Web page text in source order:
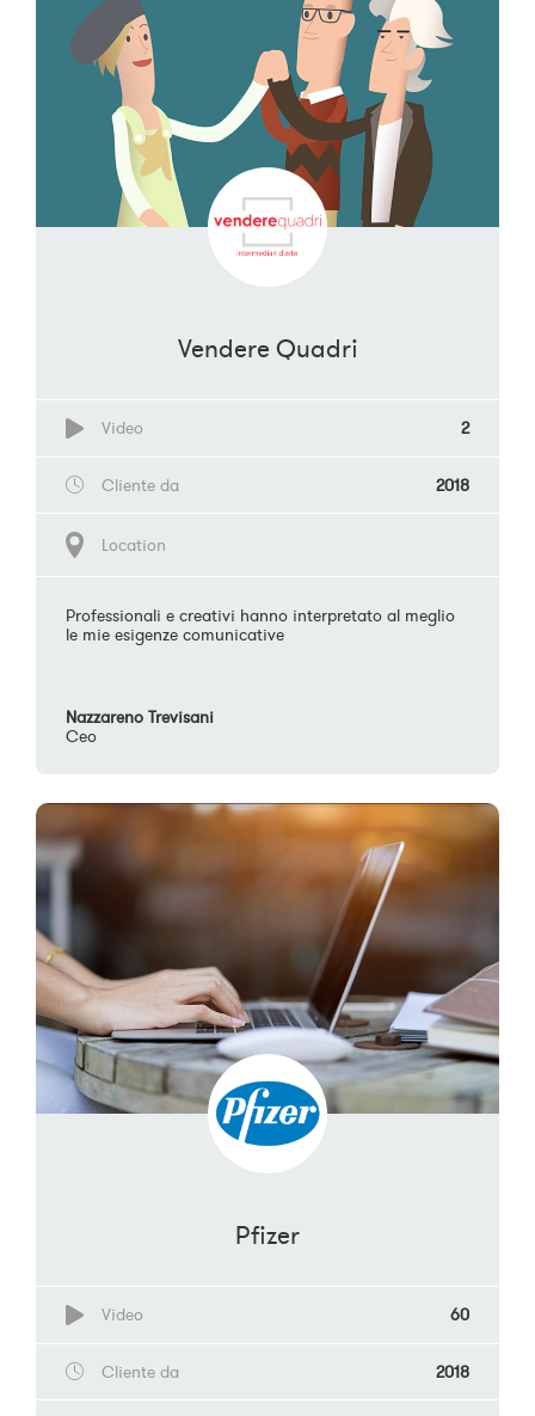
Vendere Quadri
Video 2
Cliente da 2018
Location
Professionali e creativi hanno interpretato al meglio
le mie esigenze comunicative
Nazzareno Trevisani
Ceo
Pfizer
Video 60
Cliente da 2018